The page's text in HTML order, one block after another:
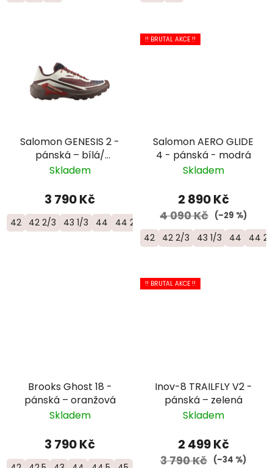
Salomon GENESIS 2 -
pánská – bílá/
červená
Skladem
3 790 Kč
42 42 2/3 43 1/3 44 44 2/3 45 1/3 46 46 2/3 47 1/3
!! BRUTAL AKCE !!
Salomon AERO GLIDE
4 - pánská - modrá
Skladem
2 890 Kč
4 090 Kč (–29 %)
42 42 2/3 43 1/3 44 44
Brooks Ghost 18 -
pánská – oranžová
Skladem
3 790 Kč
!! BRUTAL AKCE !!
Inov-8 TRAILFLY V2 -
pánská – zelená
Skladem
2 499 Kč
3 790 Kč (–34 %)